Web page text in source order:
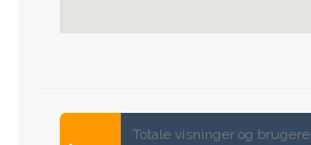
Totale visninger og brugere